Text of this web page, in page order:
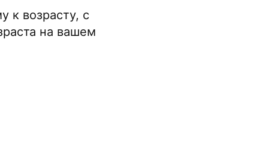
к возрасту, с
на вашем